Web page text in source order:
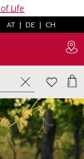
Life
AT | DE | CH